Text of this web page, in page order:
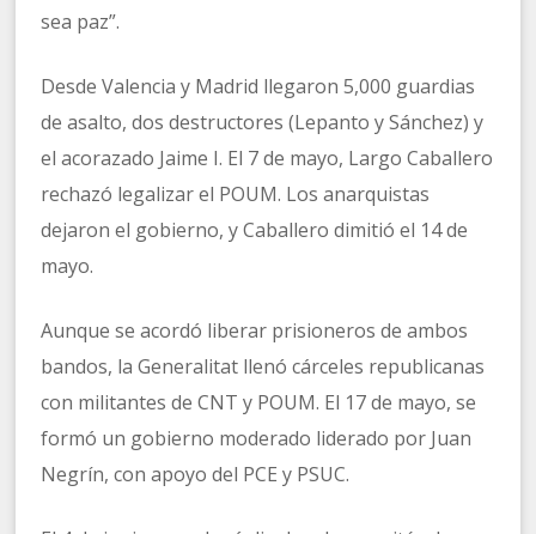
sea paz”.
Desde Valencia y Madrid llegaron 5,000 guardias
de asalto, dos destructores (Lepanto y Sánchez) y
el acorazado Jaime I. El 7 de mayo, Largo Caballero
rechazó legalizar el POUM. Los anarquistas
dejaron el gobierno, y Caballero dimitió el 14 de
mayo.
Aunque se acordó liberar prisioneros de ambos
bandos, la Generalitat llenó cárceles republicanas
con militantes de CNT y POUM. El 17 de mayo, se
formó un gobierno moderado liderado por Juan
Negrín, con apoyo del PCE y PSUC.